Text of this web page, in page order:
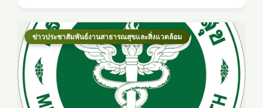
ข่าวประชาสัมพันธ์งานสาธารณสุขและสิ่งแวดล้อม